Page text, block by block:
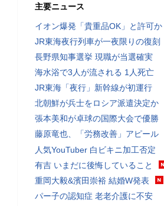
主要ニュース
イオン爆発「貴重品OK」と許可か
JR東海夜行列車が一夜限りの復刻
長野県知事選挙 現職が当選確実
海水浴で3人が流される 1人死亡
JR東海「夜行」新幹線が初運行
北朝鮮が兵士をロシア派遣決定か
張本美和が卓球の国際大会で優勝
藤原竜也、「労務改善」アピール
人気YouTuber 白ビキニ加工否定
有吉 いまだに後悔していること
重岡大毅&濱田崇裕 結婚W発表
パー子の認知症 老老介護に不安